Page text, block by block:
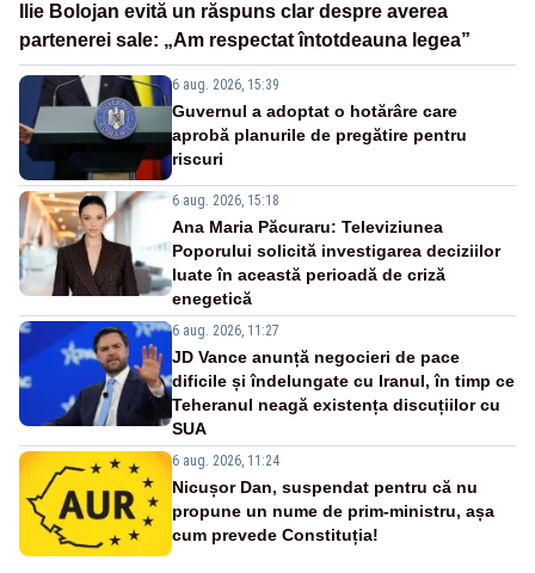
Ilie Bolojan evită un răspuns clar despre averea
partenerei sale: „Am respectat întotdeauna legea”
6 aug. 2026, 15:39
Guvernul a adoptat o hotărâre care
aprobă planurile de pregătire pentru
riscuri
6 aug. 2026, 15:18
Ana Maria Păcuraru: Televiziunea
Poporului solicită investigarea deciziilor
luate în această perioadă de criză
enegetică
6 aug. 2026, 11:27
JD Vance anunță negocieri de pace
dificile și îndelungate cu Iranul, în timp ce
Teheranul neagă existența discuțiilor cu
SUA
6 aug. 2026, 11:24
Nicușor Dan, suspendat pentru că nu
propune un nume de prim-ministru, așa
cum prevede Constituția!